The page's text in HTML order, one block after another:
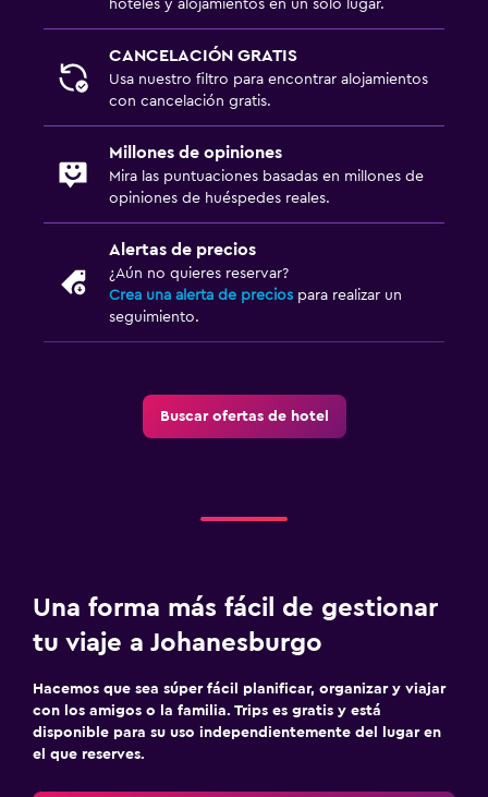
hoteles y alojamientos en un solo lugar.
CANCELACIÓN GRATIS
Usa nuestro filtro para encontrar alojamientos
con cancelación gratis.
Millones de opiniones
Mira las puntuaciones basadas en millones de
opiniones de huéspedes reales.
Alertas de precios
¿Aún no quieres reservar?
Crea una alerta de precios para realizar un
seguimiento.
Buscar ofertas de hotel
Una forma más fácil de gestionar
tu viaje a Johanesburgo
Hacemos que sea súper fácil planificar, organizar y viajar
con los amigos o la familia. Trips es gratis y está
disponible para su uso independientemente del lugar en
el que reserves.